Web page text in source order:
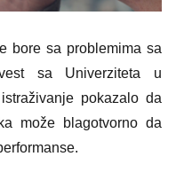
bore sa problemima sa
sa Univerziteta u
pokazalo da
može blagotvorno da